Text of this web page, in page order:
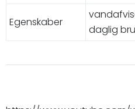
Egenskaber
daglig